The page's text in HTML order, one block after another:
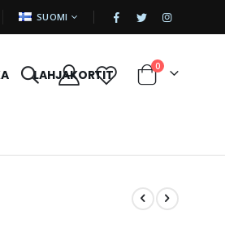
KIELI SUOMI |
LAHJAKORTIT Cart
0tuotetta